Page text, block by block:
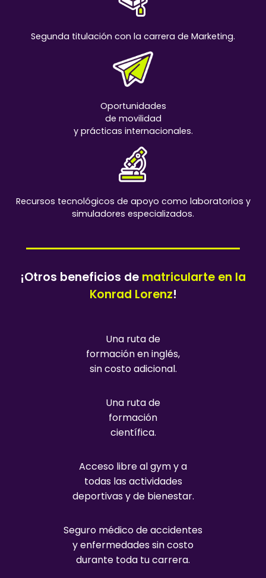
Segunda titulación con la carrera de Marketing.
Oportunidades
de movilidad
y prácticas internacionales.
Recursos tecnológicos de apoyo como laboratorios y
simuladores especializados.
¡Otros beneficios de matricularte en la
Konrad Lorenz!
Una ruta de
formación en inglés,
sin costo adicional.
Una ruta de
formación
científica.
Acceso libre al gym y a
todas las actividades
deportivas y de bienestar.
Seguro médico de accidentes
y enfermedades sin costo
durante toda tu carrera.